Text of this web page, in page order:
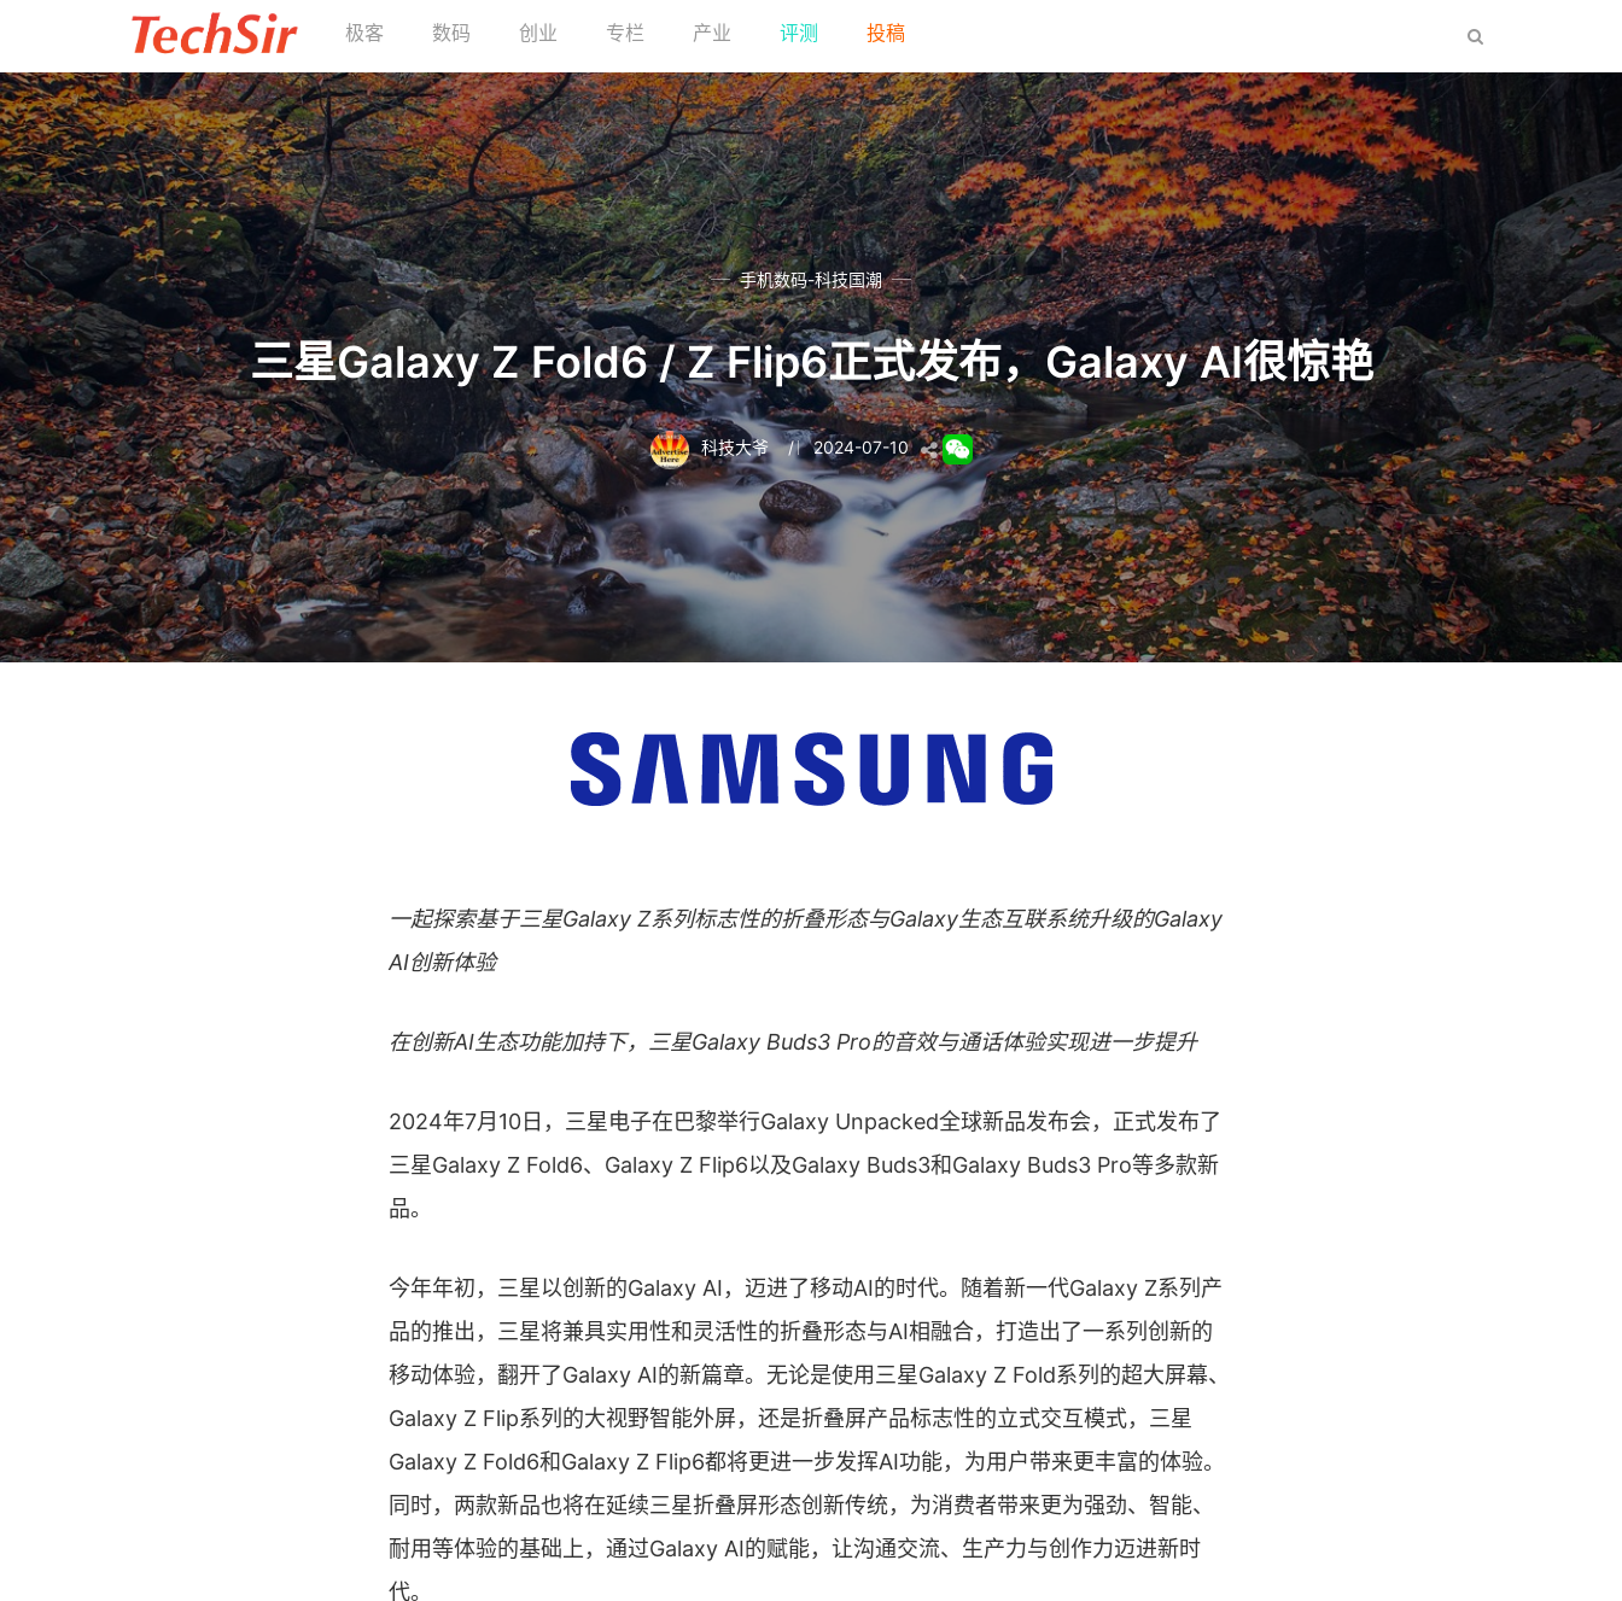
极客 数码 创业 专栏 产业 评测 投稿
手机数码-科技国潮
三星Galaxy Z Fold6 / Z Flip6正式发布，Galaxy AI很惊艳
科技大爷 / 2024-07-10
一起探索基于三星Galaxy Z系列标志性的折叠形态与Galaxy生态互联系统升级的Galaxy
AI创新体验
在创新AI生态功能加持下，三星Galaxy Buds3 Pro的音效与通话体验实现进一步提升
2024年7月10日，三星电子在巴黎举行Galaxy Unpacked全球新品发布会，正式发布了
三星Galaxy Z Fold6、Galaxy Z Flip6以及Galaxy Buds3和Galaxy Buds3 Pro等多款新
品。
今年年初，三星以创新的Galaxy AI，迈进了移动AI的时代。随着新一代Galaxy Z系列产
品的推出，三星将兼具实用性和灵活性的折叠形态与AI相融合，打造出了一系列创新的
移动体验，翻开了Galaxy AI的新篇章。无论是使用三星Galaxy Z Fold系列的超大屏幕、
Galaxy Z Flip系列的大视野智能外屏，还是折叠屏产品标志性的立式交互模式，三星
Galaxy Z Fold6和Galaxy Z Flip6都将更进一步发挥AI功能，为用户带来更丰富的体验。
同时，两款新品也将在延续三星折叠屏形态创新传统，为消费者带来更为强劲、智能、
耐用等体验的基础上，通过Galaxy AI的赋能，让沟通交流、生产力与创作力迈进新时
代。